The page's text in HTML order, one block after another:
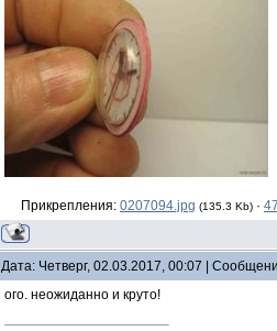
Прикрепления: 0207094.jpg (135.3 Kb) ·
Дата: Четверг, 02.03.2017, 00:07 |
ого. неожиданно и круто!